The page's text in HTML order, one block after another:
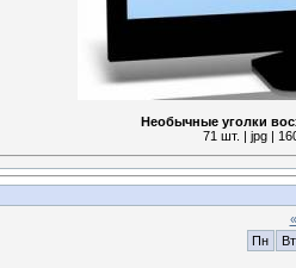
Необычные уголки
71 шт. | jpg |
«
Пн
Вт